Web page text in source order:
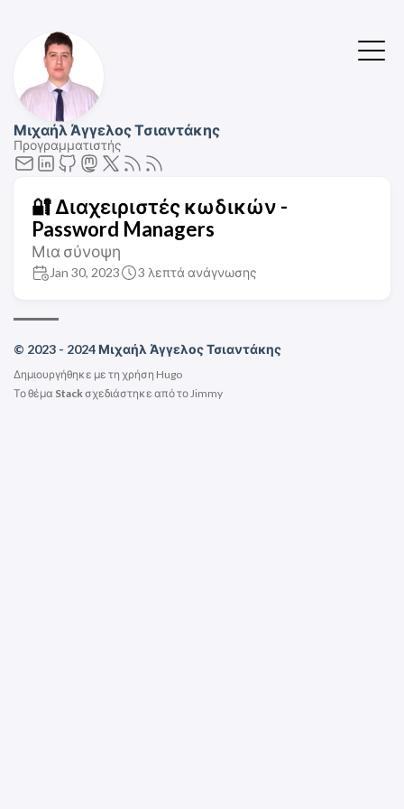
Μιχαήλ Άγγελος Τσιαντάκης
Προγραμματιστής
🔐 Διαχειριστές κωδικών -
Password Managers
Μια σύνοψη
Jan 30, 2023 3 λεπτά ανάγνωσης
© 2023 - 2024 Μιχαήλ Άγγελος Τσιαντάκης
Δημιουργήθηκε με τη χρήση Hugo
Το θέμα Stackσχεδιάστηκε από τοJimmy